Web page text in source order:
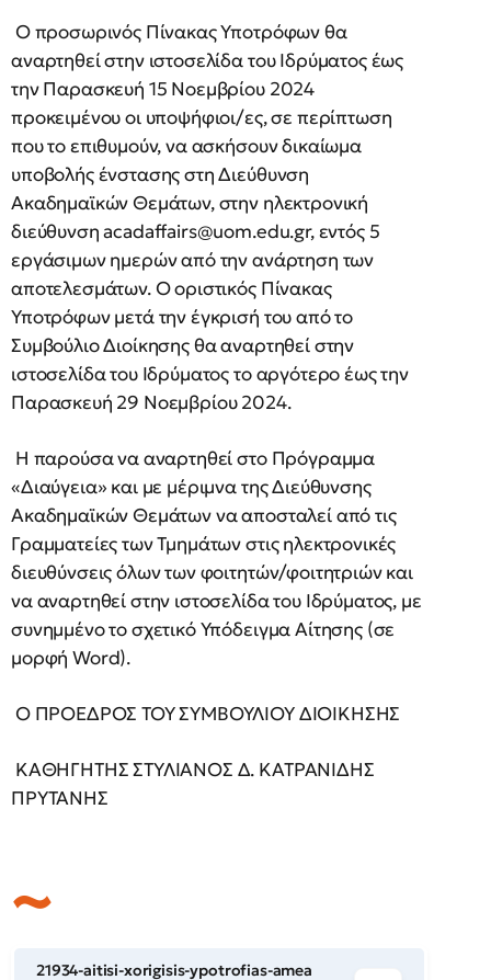
Ο προσωρινός Πίνακας Υποτρόφων θα
αναρτηθεί στην ιστοσελίδα του Ιδρύματος έως
την Παρασκευή 15 Νοεμβρίου 2024
προκειμένου οι υποψήφιοι/ες, σε περίπτωση
που το επιθυμούν, να ασκήσουν δικαίωμα
υποβολής ένστασης στη Διεύθυνση
Ακαδημαϊκών Θεμάτων, στην ηλεκτρονική
διεύθυνσηacadaffairs@uom.edu.gr, εντός 5
εργάσιμων ημερών από την ανάρτηση των
αποτελεσμάτων. O οριστικός Πίνακας
Υποτρόφων μετά την έγκρισή του από το
Συμβούλιο Διοίκησης θα αναρτηθεί στην
ιστοσελίδα του Ιδρύματος το αργότερο έως την
Παρασκευή 29 Νοεμβρίου 2024.
Η παρούσα να αναρτηθεί στο Πρόγραμμα
«Διαύγεια» και με μέριμνα της Διεύθυνσης
Ακαδημαϊκών Θεμάτων να αποσταλεί από τις
Γραμματείες των Τμημάτων στις ηλεκτρονικές
διευθύνσεις όλων των φοιτητών/φοιτητριών και
να αναρτηθεί στην ιστοσελίδα του Ιδρύματος, με
συνημμένο το σχετικό Υπόδειγμα Αίτησης (σε
μορφή Word).
Ο ΠΡΟΕΔΡΟΣ ΤΟΥ ΣΥΜΒΟΥΛΙΟΥ ΔΙΟΙΚΗΣΗΣ
ΚΑΘΗΓΗΤΗΣ ΣΤΥΛΙΑΝΟΣ Δ. ΚΑΤΡΑΝΙΔΗΣ
ΠΡΥΤΑΝΗΣ
21934-aitisi-xorigisis-ypotrofias-amea